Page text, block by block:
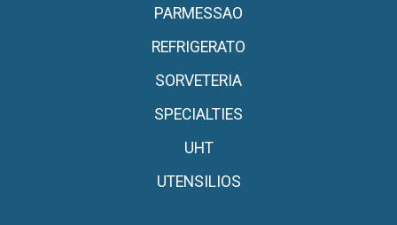
PARMESSAO
REFRIGERATO
SORVETERIA
SPECIALTIES
UHT
UTENSILIOS